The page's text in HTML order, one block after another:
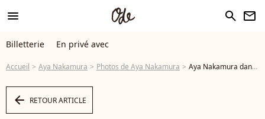
menu search newsletter
Billetterie En privé avec
Accueil Aya Nakamura Photos de Aya Nakamura Aya Nakamura dans les tribunes du Stade de France lors du match amical international opposant la France à l'Uruguay à Saint-Denis, Seine Saint-Denis, France, le 20 novembre 2018. La France a gagné 1-0. © Cyril Moreau/Bestimage - Photo
arrow_left RETOUR ARTICLE